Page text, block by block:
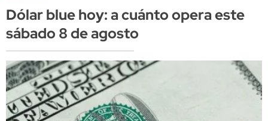
Dólar blue hoy: a cuánto opera este
sábado 8 de agosto